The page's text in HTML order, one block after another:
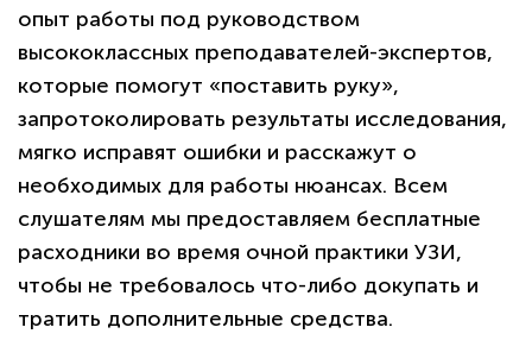
опыт работы под руководством
высококлассных преподавателей-экспертов,
которые помогут «поставить руку»,
запротоколировать результаты исследования,
мягко исправят ошибки и расскажут о
необходимых для работы нюансах. Всем
слушателям мы предоставляем бесплатные
расходники во время очной практики УЗИ,
чтобы не требовалось что-либо докупать и
тратить дополнительные средства.